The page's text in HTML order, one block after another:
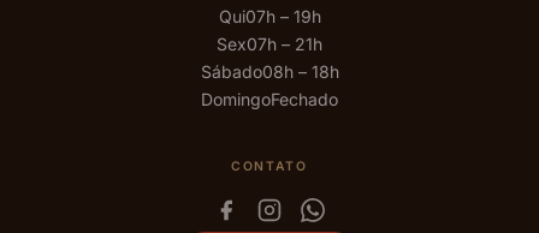
Qui07h – 19h
Sex07h – 21h
Sábado08h – 18h
DomingoFechado
CONTATO